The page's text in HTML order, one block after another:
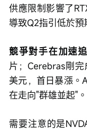
供應限制影響了
導致Q2指引低於預
競爭對手在加速
片；Cerebras剛
美元，首日暴漲。
在走向"群雄並起"。
需要注意的是